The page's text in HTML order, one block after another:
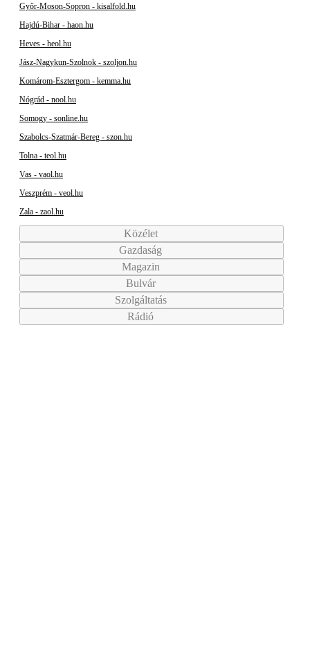
Győr-Moson-Sopron - kisalfold.hu
Hajdú-Bihar - haon.hu
Heves - heol.hu
Jász-Nagykun-Szolnok - szoljon.hu
Komárom-Esztergom - kemma.hu
Nógrád - nool.hu
Somogy - sonline.hu
Szabolcs-Szatmár-Bereg - szon.hu
Tolna - teol.hu
Vas - vaol.hu
Veszprém - veol.hu
Zala - zaol.hu
Közélet
Gazdaság
Magazin
Bulvár
Szolgáltatás
Rádió